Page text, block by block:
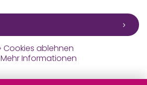
Cookies ablehnen
Mehr Informationen